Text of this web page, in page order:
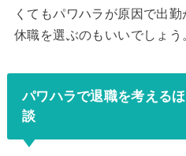
くてもパワハラが原因で出勤
休職を選ぶのもいいでしょう
パワハラで退職を考える
談